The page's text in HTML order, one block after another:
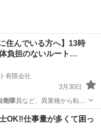
住んでいる方へ】13時
負担のないルート…
有限会社
3月30日
衛隊員など、異業種から転職
険
OK‼️仕事量が多くて困っ